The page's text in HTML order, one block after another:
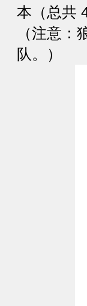
本（总共
（注意
队。）